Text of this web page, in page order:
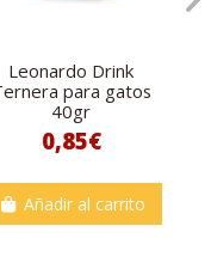
Leonardo Drink
para gatos
40gr
0,85€
Añadir al carrito